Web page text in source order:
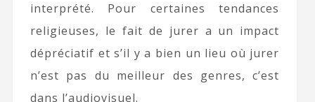
interprété. Pour certaines tendances
religieuses, le fait de jurer a un impact
dépréciatif et s’il y a bien un lieu où jurer
n’est pas du meilleur des genres, c’est
dans l’audiovisuel.